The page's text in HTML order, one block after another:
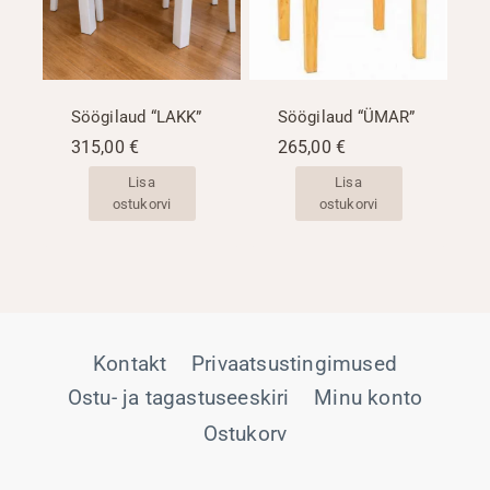
Söögilaud “LAKK”
315,00 €
Lisa
ostukorvi
Söögilaud “ÜMAR”
265,00 €
Lisa
ostukorvi
Kontakt
Privaatsustingimused
Ostu- ja tagastuseeskiri
Minu konto
Ostukorv